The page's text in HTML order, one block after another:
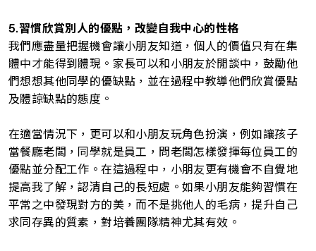
5.習慣欣賞別人的優點 ， 改變自我中心的性格
我們應盡量把握機會讓小朋友知道，個人的價值只有在集
體中才能得到體現。家長可以和小朋友於閒談中，鼓勵他
們想想其他同學的優缺點，並在過程中教導他們欣賞優點
及體諒缺點的態度。
在適當情況下，更可以和小朋友玩角色扮演，例如讓孩子
當餐廳老闆，同學就是員工，問老闆怎樣發揮每位員工的
優點並分配工作。在這過程中，小朋友更有機會不自覺地
提高我了解，認清自己的長短處。如果小朋友能夠習慣在
平常之中發現對方的美，而不是挑他人的毛病，提升自己
求同存異的質素，對培養團隊精神尤其有效。